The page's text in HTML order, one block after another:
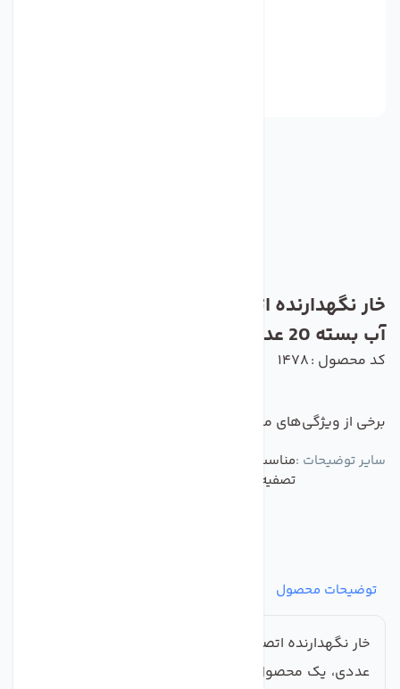
خار نگهدارنده اتصالات دستگاه تصفیه کننده
آب بسته 20 عددی
کد محصول : 1478
برخی از ویژگی‌های مهم این محصول :
سایر توضیحات :مناسب برای استفاده برای تمامی اتصالات دستگاه
تصفیه کننده آب و یخچال ساید
توضیحات محصول
عددی، یک محصول ضروری برای اطمینان از عملکرد بهینه